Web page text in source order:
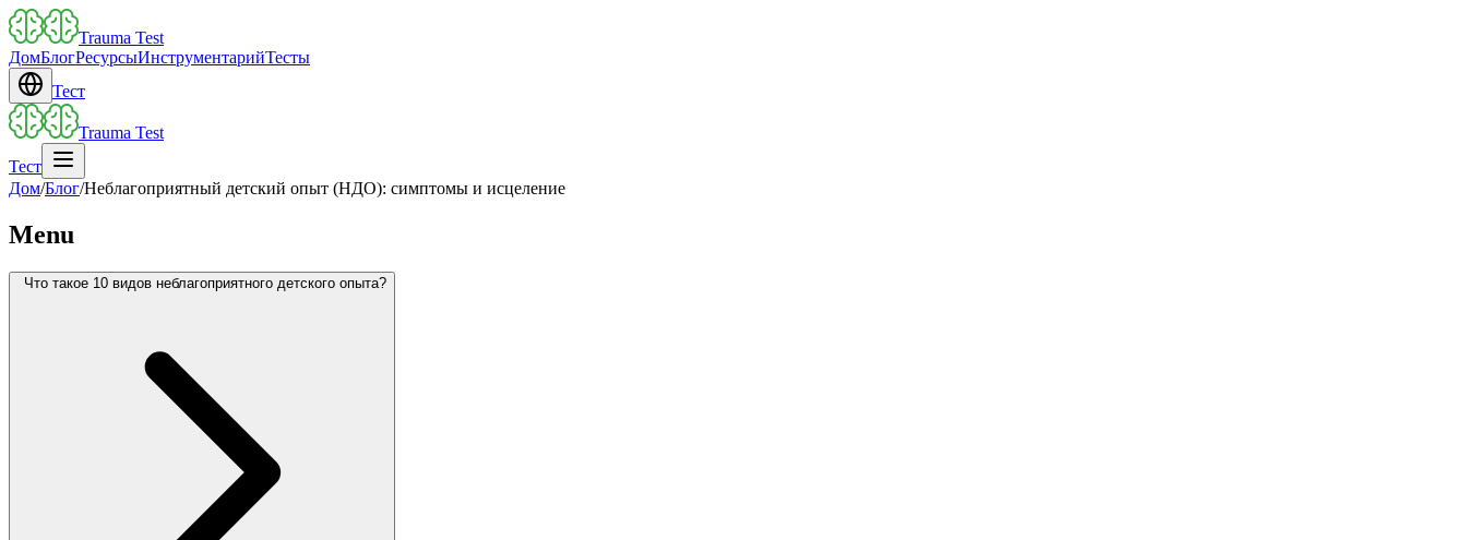
Trauma Test
ДомБлогРесурсыИнструментарийТесты
Тест
Trauma Test
Тест
Дом/Блог/Неблагоприятный детский опыт (НДО): симптомы и исцеление
Menu
Что такое 10 видов неблагоприятного детского опыта?